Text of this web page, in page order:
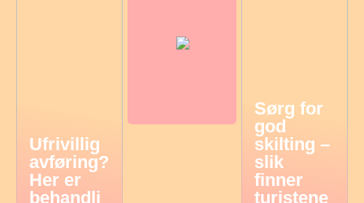
Ufrivillig
avføring?
Her er
behandli
Sørg for
god
skilting –
slik
finner
turistene